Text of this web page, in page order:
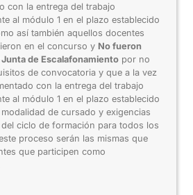
con la entrega del trabajo
al módulo 1 en el plazo establecido
así también aquellos docentes
en el concurso y No fueron
de Escalafonamiento por no
de convocatoria y que a la vez
con la entrega del trabajo
al módulo 1 en el plazo establecido
de cursado y exigencias
ciclo de formación para todos los
proceso serán las mismas que
que participen como